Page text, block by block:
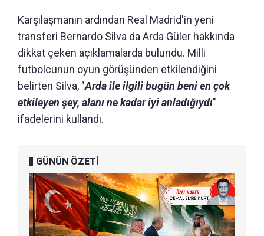
Karşılaşmanın ardından Real Madrid'in yeni
transferi Bernardo Silva da Arda Güler hakkında
dikkat çeken açıklamalarda bulundu. Milli
futbolcunun oyun görüşünden etkilendiğini
belirten Silva, "Arda ile ilgili bugün beni en çok
etkileyen şey, alanı ne kadar iyi anladığıydı"
ifadelerini kullandı.
GÜNÜN ÖZETİ